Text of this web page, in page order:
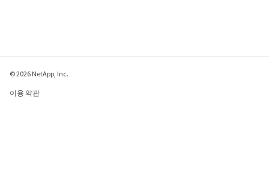
© 2026 NetApp, Inc.
이용 약관